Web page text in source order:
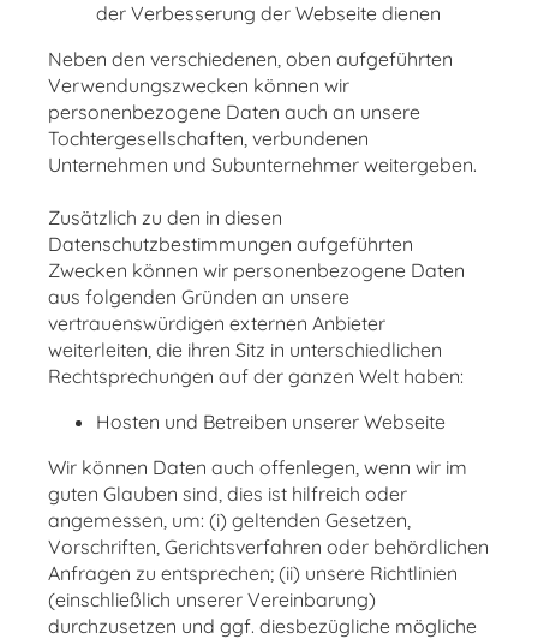
der Verbesserung der Webseite dienen
Neben den verschiedenen, oben aufgeführten
Verwendungszwecken können wir
personenbezogene Daten auch an unsere
Tochtergesellschaften, verbundenen
Unternehmen und Subunternehmer weitergeben.
Zusätzlich zu den in diesen
Datenschutzbestimmungen aufgeführten
Zwecken können wir personenbezogene Daten
aus folgenden Gründen an unsere
vertrauenswürdigen externen Anbieter
weiterleiten, die ihren Sitz in unterschiedlichen
Rechtsprechungen auf der ganzen Welt haben:
Hosten und Betreiben unserer Webseite
Wir können Daten auch offenlegen, wenn wir im
guten Glauben sind, dies ist hilfreich oder
angemessen, um: (i) geltenden Gesetzen,
Vorschriften, Gerichtsverfahren oder behördlichen
Anfragen zu entsprechen; (ii) unsere Richtlinien
(einschließlich unserer Vereinbarung)
durchzusetzen und ggf. diesbezügliche mögliche